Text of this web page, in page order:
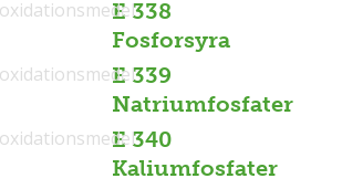
E 338
Fosforsyra
E 339
Natriumfosfater
E 340
Kaliumfosfater